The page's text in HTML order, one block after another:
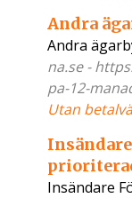
Andra
Andra
na.se -
pa-12-
Utan
Insändare